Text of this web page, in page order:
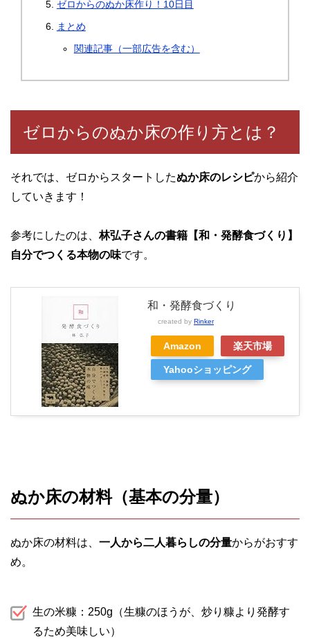
ゼロからのぬか床作り！10日目
まとめ
関連記事（一部広告を含む）
ゼロからのぬか床の作り方とは？
それでは、ゼロからスタートしたぬか床のレシピから紹介
していきます！
参考にしたのは、林弘子さんの書籍【和・発酵食づくり】
自分でつくる本物の味です。
和・発酵食づくり
created by Rinker
Amazon 楽天市場
Yahooショッピング
ぬか床の材料（基本の分量）
ぬか床の材料は、 一人から二人暮らしの分量からがおすす
め。
生の米糠：250g（生糠のほうが、炒り糠より発酵す
るため美味しい）